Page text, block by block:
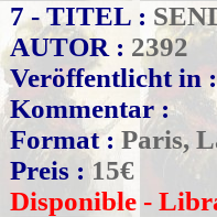
7 - TITEL :
AUTOR : 2392
Veröffentlicht in :
Kommentar :
Format : Paris,
Preis : 15€
Disponible -